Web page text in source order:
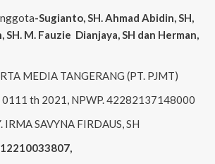
-Sugianto, SH. Ahmad Abidin, SH,
, SH. M. Fauzie Dianjaya, SH dan Herman,
MEDIA TANGERANG (PT. PJMT)
0111 th 2021, NPWP. 42282137148000
IRMA SAVYNA FIRDAUS, SH